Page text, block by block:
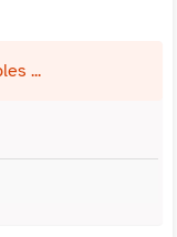
...